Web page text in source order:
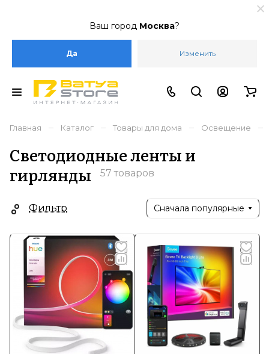
Ваш город Москва?
Да Изменить
Главная – Каталог – Товары для дома – Освещение –
Светодиодные ленты и
гирлянды
57 товаров
Фильтр Сначала популярные